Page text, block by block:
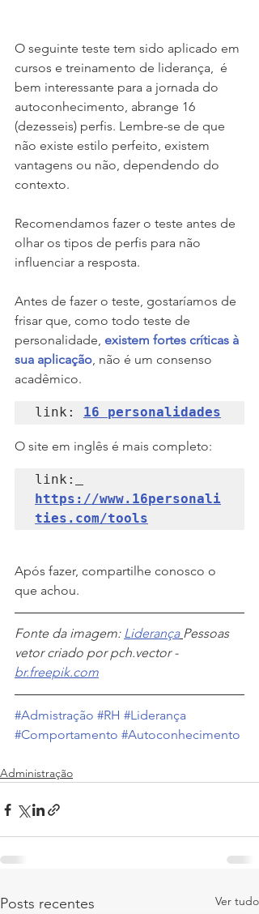
O seguinte teste tem sido aplicado em
cursos e treinamento de liderança,  é
bem interessante para a jornada do
autoconhecimento, abrange 16
(dezesseis) perfis. Lembre-se de que
não existe estilo perfeito, existem
vantagens ou não, dependendo do
contexto.
Recomendamos fazer o teste antes de
olhar os tipos de perfis para não
influenciar a resposta.
Antes de fazer o teste, gostaríamos de
frisar que, como todo teste de
personalidade, existem fortes críticas à
sua aplicação, não é um consenso
acadêmico.
link: 16 personalidades
O site em inglês é mais completo:
link:
https://www.16personali
ties.com/tools
Após fazer, compartilhe conosco o
que achou.
Fonte da imagem: Liderança Pessoas
vetor criado por pch.vector -
br.freepik.com
#Admistração #RH #Liderança
#Comportamento #Autoconhecimento
Administração
Posts recentes Ver tudo